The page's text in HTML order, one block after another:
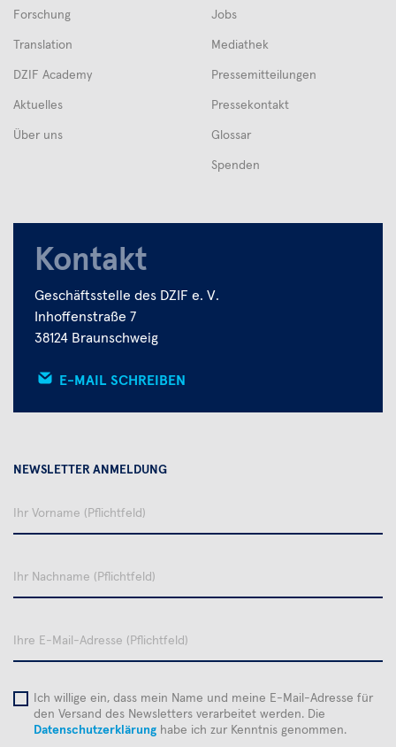
Forschung
Translation
DZIF Academy
Aktuelles
Über uns
Jobs
Mediathek
Pressemitteilungen
Pressekontakt
Glossar
Spenden
NEWSLETTER ANMELDUNG
Ihr
Ihr
Ihre
Mail-
Ich willige ein, dass mein Name und meine E-Mail-Adresse für
den Versand des Newsletters verarbeitet werden. Die
Datenschutzerklärunghabe ich zur Kenntnis genommen.
Kontakt
Geschäftsstelle des DZIF e. V.
Inhoffenstraße 7
38124 Braunschweig
E-MAIL SCHREIBEN